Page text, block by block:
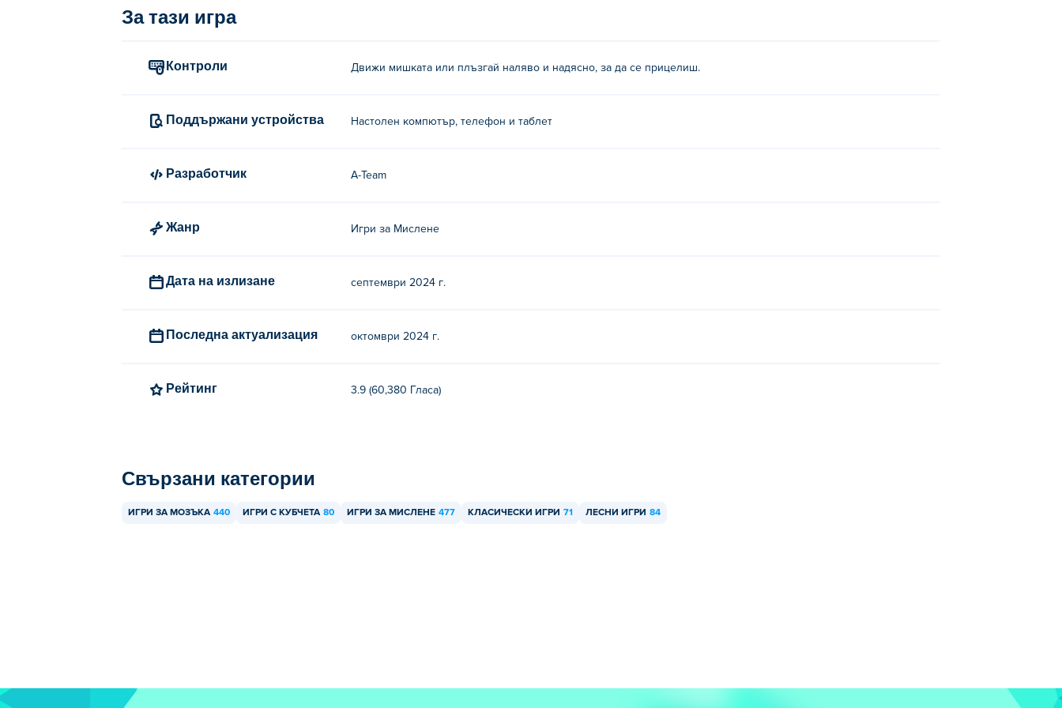
Кой създаде Sandtris?
Можете да играете Sandtris безплатно на Poki.
Sandtris може да се играе на вашия компютър и мобилни устройства като телефони и таблети.
За тази игра
Контроли Движи мишката или плъзгай наляво и надясно, за да се прицелиш.
Поддържани устройства Настолен компютър, телефон и таблет
Разработчик A-Team
Жанр Игри за Мислене
Дата на излизане септември 2024 г.
Последна актуализация октомври 2024 г.
Рейтинг 3.9 (60,380 Гласa)
Свързани категории
ИГРИ ЗА МОЗЪКА 440 ИГРИ С КУБЧЕТА 80 ИГРИ ЗА МИСЛЕНЕ 477 КЛАСИЧЕСКИ ИГРИ 71 ЛЕСНИ ИГРИ 84